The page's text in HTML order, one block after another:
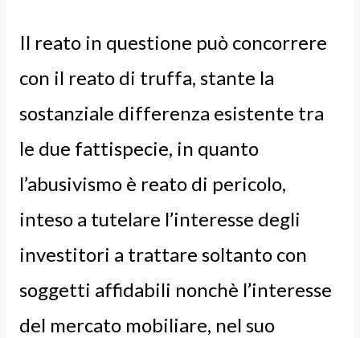
Il reato in questione può concorrere
con il reato di truffa, stante la
sostanziale differenza esistente tra
le due fattispecie, in quanto
l’abusivismo è reato di pericolo,
inteso a tutelare l’interesse degli
investitori a trattare soltanto con
soggetti affidabili nonchè l’interesse
del mercato mobiliare, nel suo